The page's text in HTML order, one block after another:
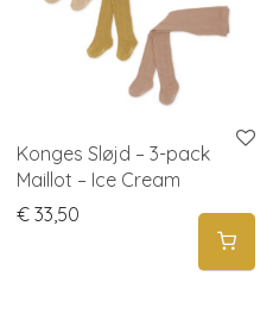
Konges Sløjd – 3-pack
Maillot – Ice Cream
€ 33,50